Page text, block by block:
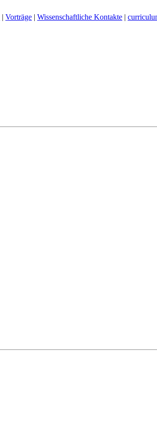
| Vorträge | Wissenschaftliche Kontakte |